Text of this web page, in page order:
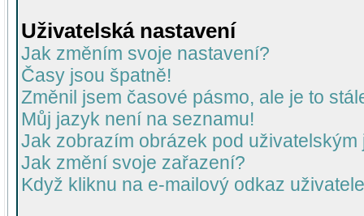
Uživatelská nastavení
Jak změním svoje nastavení?
Časy jsou špatně!
Změnil jsem časové pásmo, ale je to
Můj jazyk není na seznamu!
Jak zobrazím obrázek pod uživatelským
Jak změní svoje zařazení?
Když kliknu na e-mailový odkaz